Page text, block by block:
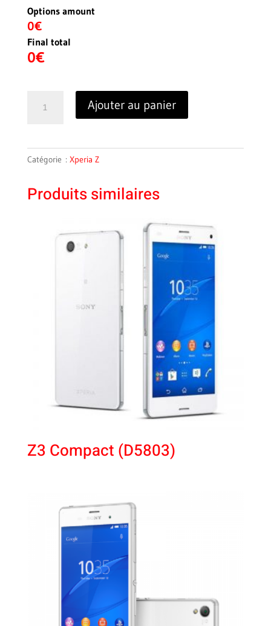
Options amount
0€
Final total
0€
(E6853)
Ajouter au panier
Catégorie : Xperia Z
Produits similaires
Z3 Compact (D5803)